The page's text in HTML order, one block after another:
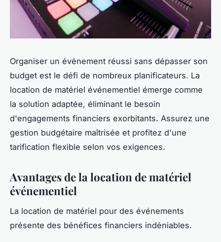
Organiser un événement réussi sans dépasser son
budget est le défi de nombreux planificateurs. La
location de matériel événementiel émerge comme
la solution adaptée, éliminant le besoin
d'engagements financiers exorbitants. Assurez une
gestion budgétaire maîtrisée et profitez d'une
tarification flexible selon vos exigences.
Avantages de la location de matériel
événementiel
La location de matériel pour des événements
présente des bénéfices financiers indéniables.